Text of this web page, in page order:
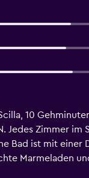
10
Jedes Zimmer
Bad ist mit
Marmeladen
genießen.